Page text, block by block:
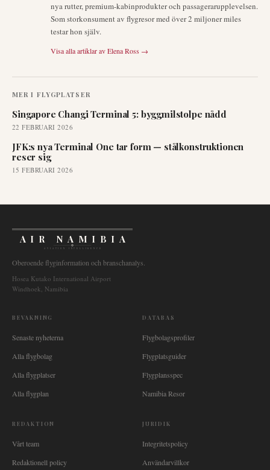
nya rutter, premium-kabinprodukter och passagerarupplevelsen.
Som storkonsument av flygresor med över 2 miljoner miles
testar hon själv.
Visa alla artiklar avElena Ross →
MER I FLYGPLATSER
Singapore Changi Terminal 5: byggmilstolpe nådd
22 FEBRUARI 2026
JFK:s nya Terminal One tar form — stålkonstruktionen
reser sig
15 FEBRUARI 2026
AIR NAMIBIA
AVIATION INTELLIGENCE
Oberoende flyginformation och branschanalys.
Hosea Kutako International Airport
Windhoek, Namibia
BEVAKNING
Senaste nyheterna
Alla flygbolag
Alla flygplatser
Alla flygplan
DATABAS
Flygbolagsprofiler
Flygplatsguider
Flygplansspec
Namibia Resor
REDAKTION
Vårt team
Redaktionell policy
JURIDIK
Integritetspolicy
Användarvillkor